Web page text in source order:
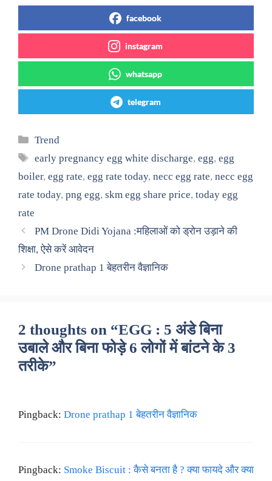
facebook
instagram
whatsapp
telegram
Categories
Trend
Tags
early pregnancy egg white discharge,egg,egg
boiler, egg rate, egg rate today, necc egg rate, necc egg
rate today, png egg, skm egg share price, today egg
rate
PM Drone Didi Yojana :महिलाओं को ड्रोन उड़ाने की
शिक्षा, ऐसे करें आवेदन
Drone prathap 1 बेहतरीन वैज्ञानिक
2 thoughts on “EGG : 5 अंडे बिना
उबाले और बिना फोड़े 6 लोगों में बांटने के 3
तरीके”
Pingback: Drone prathap 1 बेहतरीन वैज्ञानिक
Pingback: Smoke Biscuit : कैसे बनता है ? क्या फायदे और क्या